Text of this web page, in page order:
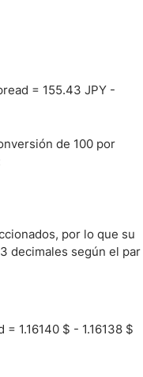
= 155.43 JPY -
de 100 por
por lo que su
decimales según el par
= 1.16140 $ - 1.16138 $